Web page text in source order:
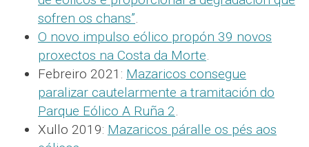
sofren os chans”
O novo impulso eólico propón 39 novos
proxectos na Costa da Morte
Febreiro 2021: Mazaricos consegue
paralizar cautelarmente a tramitación do
Parque Eólico A Ruña 2
Xullo 2019: Mazaricos páralle os pés aos